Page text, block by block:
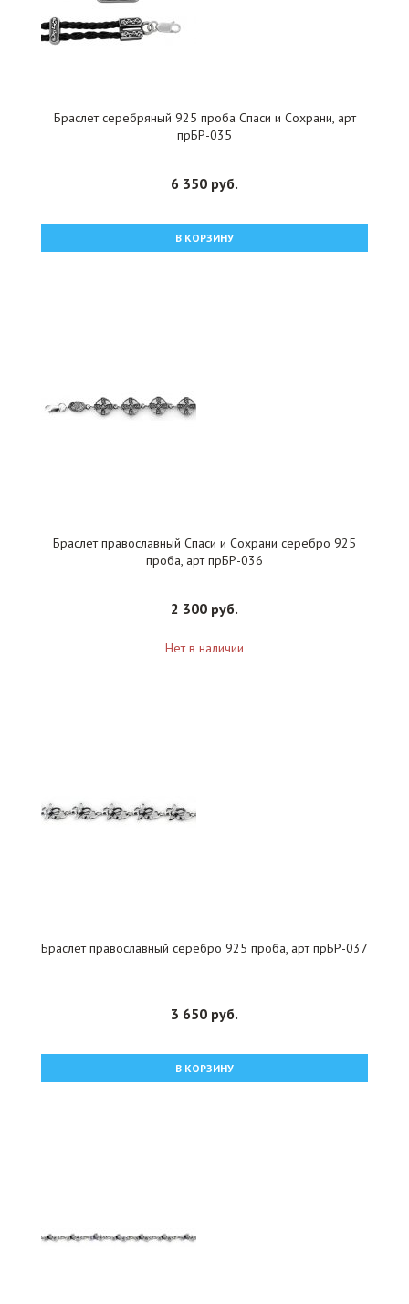
Браслет серебряный 925 проба Спаси и Сохрани, арт
прБР-035
6 350 руб.
В КОРЗИНУ
Браслет православный Спаси и Сохрани серебро 925
проба, арт прБР-036
2 300 руб.
Нет в наличии
Браслет православный серебро 925 проба, арт прБР-037
3 650 руб.
В КОРЗИНУ